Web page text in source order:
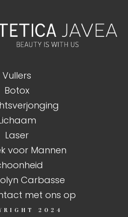
Vullers
Botox
Laser
voor Mannen
Carbasse
met ons op
2024